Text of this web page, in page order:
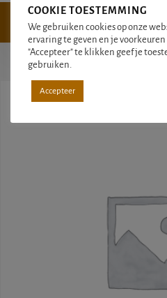
OPTIES
COOKIE TOESTEMMING
We gebruiken cookies op onze
ervaring te geven en je
"Accepteer" te klikken geef je
gebruiken.
Accepteer